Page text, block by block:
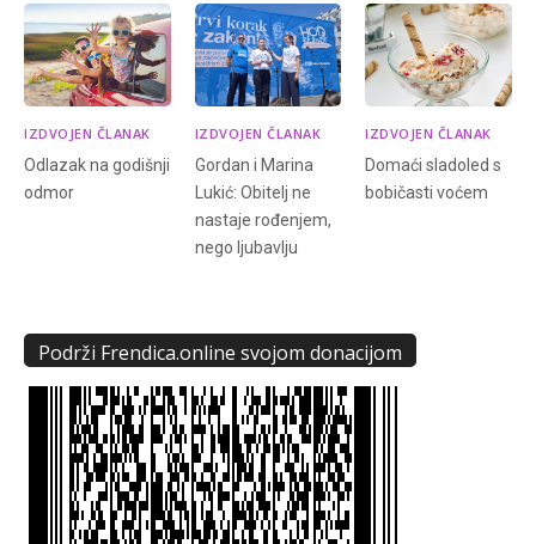
IZDVOJEN ČLANAK
Odlazak na godišnji
odmor
IZDVOJEN ČLANAK
Gordan i Marina
Lukić: Obitelj ne
nastaje rođenjem,
nego ljubavlju
IZDVOJEN ČLANAK
Domaći sladoled s
bobičasti voćem
Podrži Frendica.online svojom donacijom